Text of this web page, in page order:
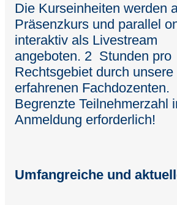
Die Kurseinheiten werden
Präsenzkurs und parallel
interaktiv als Livestream
angeboten. 2 Stunden pro
Rechtsgebiet durch unsere
erfahrenen Fachdozenten.
Begrenzte Teilnehmerzahl
Anmeldung erforderlich!
Umfangreiche und